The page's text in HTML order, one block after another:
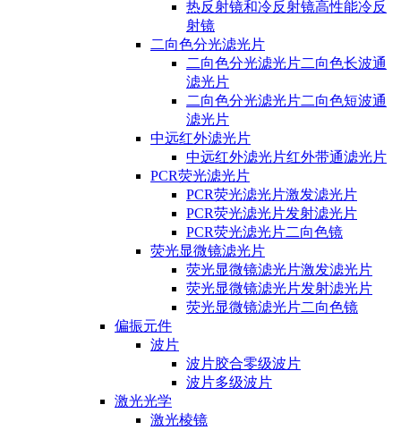
热反射镜和冷反射镜高性能冷反
射镜
二向色分光滤光片
二向色分光滤光片二向色长波通
滤光片
二向色分光滤光片二向色短波通
滤光片
中远红外滤光片
中远红外滤光片红外带通滤光片
PCR荧光滤光片
PCR荧光滤光片激发滤光片
PCR荧光滤光片发射滤光片
PCR荧光滤光片二向色镜
荧光显微镜滤光片
荧光显微镜滤光片激发滤光片
荧光显微镜滤光片发射滤光片
荧光显微镜滤光片二向色镜
偏振元件
波片
波片胶合零级波片
波片多级波片
激光光学
激光棱镜